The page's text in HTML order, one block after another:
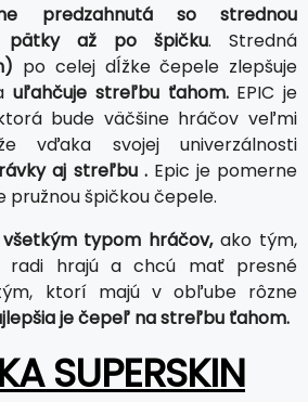
predzahnutá so strednou
pätky až po špičku. Stredná
po celej dĺžke čepele zlepšuje
uľahčuje streľbu ťahom.EPIC je
bude väčšine hráčov veľmi
vďaka svojej univerzálnosti
aj streľbu .Epic je pomerne
špičkou čepele.
typom hráčov,ako tým,
hrajú a chcú mať presné
ktorí majú v obľube rôzne
je čepeľ na streľbu ťahom.
SUPERSKIN